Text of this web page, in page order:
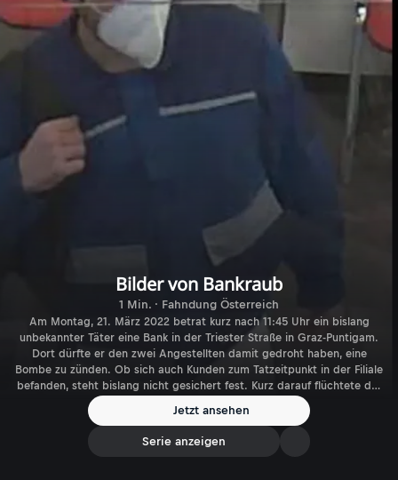
Bilder von Bankraub
1 Min. · Fahndung Österreich
Am Montag, 21. März 2022 betrat kurz nach 11:45 Uhr ein bislang
unbekannter Täter eine Bank in der Triester Straße in Graz-Puntigam.
Dort dürfte er den zwei Angestellten damit gedroht haben, eine
Bombe zu zünden. Ob sich auch Kunden zum Tatzeitpunkt in der Filiale
befanden, steht bislang nicht gesichert fest. Kurz darauf flüchtete der
Mann samt Beute in bislang unbekannter Höhe.
Jetzt ansehen
Serie anzeigen